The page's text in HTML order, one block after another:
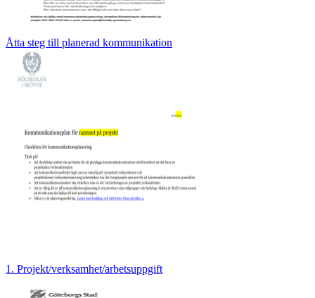
Åtta steg till planerad kommunikation
1. Projekt/verksamhet/arbetsuppgift